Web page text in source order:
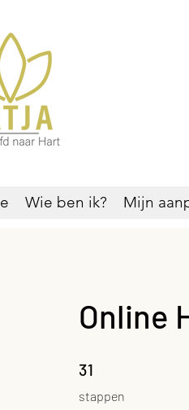
Wie ben ik? Mijn
Online
31
stappen